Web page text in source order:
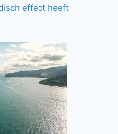
effect heeft